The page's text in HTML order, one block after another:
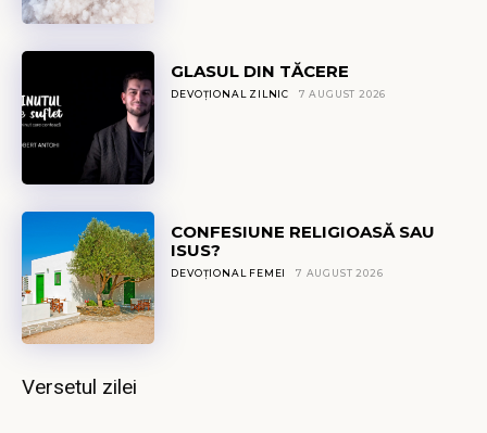
GLASUL DIN TĂCERE
DEVOȚIONAL ZILNIC 7 AUGUST 2026
CONFESIUNE RELIGIOASĂ SAU
ISUS?
DEVOȚIONAL FEMEI 7 AUGUST 2026
Versetul zilei